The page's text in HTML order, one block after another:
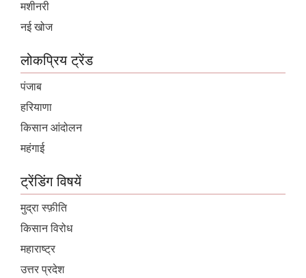
मशीनरी
नई खोज
लोकप्रिय ट्रेंड
पंजाब
हरियाणा
किसान आंदोलन
महंगाई
ट्रेंडिंग विषयें
मुद्रा स्फ़ीति
किसान विरोध
महाराष्ट्र
उत्तर प्रदेश